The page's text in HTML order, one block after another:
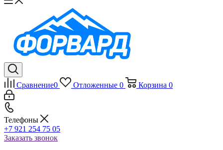
Сравнение0 Отложенные 0 Корзина 0
Телефоны
+7 921 254 75 05
Заказать звонок